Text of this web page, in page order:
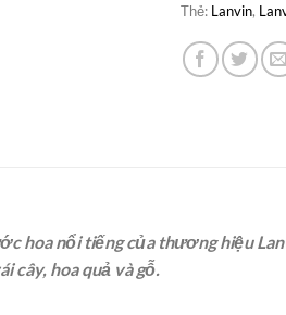
Thẻ: Lanvin,
hoa nổi tiếng của thương hiệu
cây, hoa quả và gỗ.